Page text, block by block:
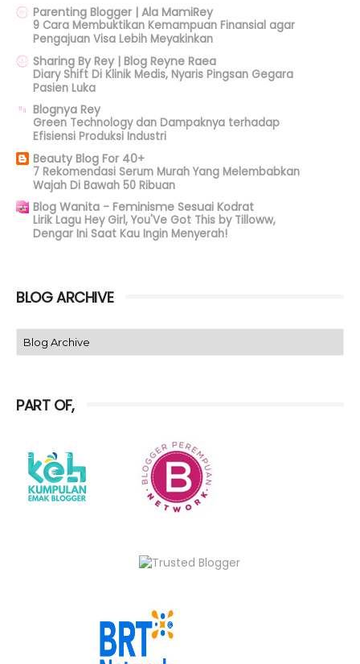
Parenting Blogger | Ala MamiRey
9 Cara Membuktikan Kemampuan Finansial agar
Pengajuan Visa Lebih Meyakinkan
Sharing By Rey | Blog Reyne Raea
Diary Shift Di Klinik Medis, Nyaris Pingsan Gegara
Pasien Luka
Blognya Rey
Green Technology dan Dampaknya terhadap
Efisiensi Produksi Industri
Beauty Blog For 40+
7 Rekomendasi Serum Murah Yang Melembabkan
Wajah Di Bawah 50 Ribuan
Blog Wanita - Feminisme Sesuai Kodrat
Lirik Lagu Hey Girl, You'Ve Got This by Tilloww,
Dengar Ini Saat Kau Ingin Menyerah!
BLOG ARCHIVE
PART OF,